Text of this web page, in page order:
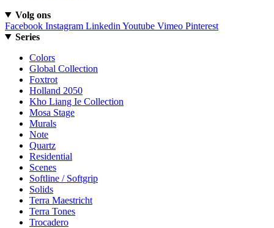
Volg ons
Facebook Instagram Linkedin Youtube Vimeo Pinterest
Series
Colors
Global Collection
Foxtrot
Holland 2050
Kho Liang Ie Collection
Mosa Stage
Murals
Note
Quartz
Residential
Scenes
Softline / Softgrip
Solids
Terra Maestricht
Terra Tones
Trocadero